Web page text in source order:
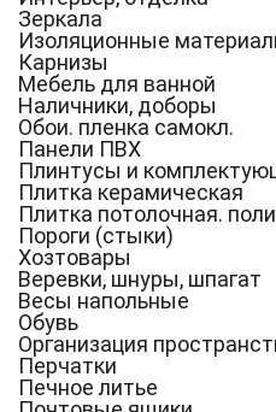
Зеркала
Изоляционные
Карнизы
Мебель для ванной
Наличники, доборы
Обои. пленка самокл.
Панели ПВХ
Плинтусы и
Плитка керамическая
Плитка потолочная.
Пороги (стыки)
Хозтовары
Веревки, шнуры, шпагат
Весы напольные
Обувь
Организация
Перчатки
Печное литье